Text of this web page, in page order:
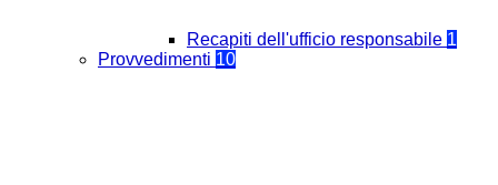
Recapiti dell'ufficio responsabile 1
Provvedimenti 10